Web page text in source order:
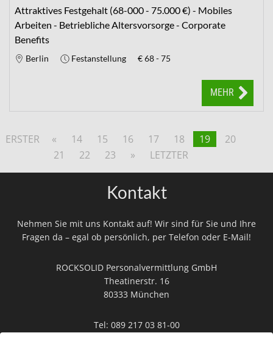
Attraktives Festgehalt (68-000 - 75.000 €) - Mobiles
Arbeiten - Betriebliche Altersvorsorge - Corporate
Benefits
Berlin Festanstellung €68 - 75
MEHR
ERSTER « 14 15 16 17 18 19
20
21
22 23 » LETZTER
Kontakt
Nehmen Sie mit uns Kontakt auf! Wir sind für Sie und Ihre
Fragen da – egal ob persönlich, per Telefon oder E-Mail!
ROCKSOLID Personalvermittlung GmbH
Theatinerstr. 16
80333 München
Tel: 089 217 03 81-00